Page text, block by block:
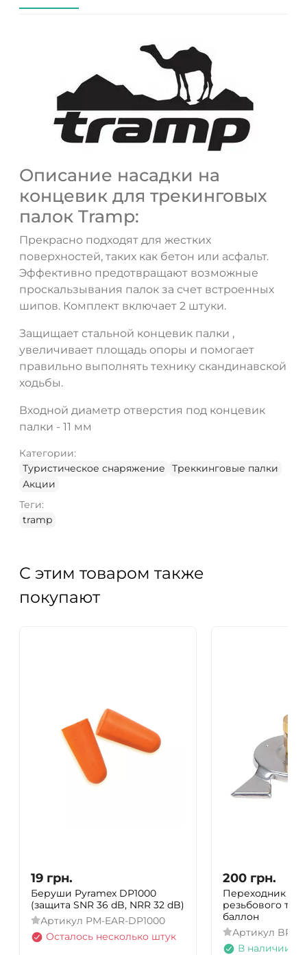
Описание насадки на
концевик для трекинговых
палок Tramp:
Прекрасно подходят для жестких
поверхностей, таких как бетон или асфальт.
Эффективно предотвращают возможные
проскальзывания палок за счет встроенных
шипов. Комплект включает 2 штуки.
Защищает стальной концевик палки ,
увеличивает площадь опоры и помогает
правильно выполнять технику скандинавской
ходьбы.
Входной диаметр отверстия под концевик
палки - 11 мм
Категории:
Туристическое снаряжение
Треккинговые палки
Акции
Теги:
tramp
С этим товаром также
покупают
19 грн.
Беруши Pyramex DP1000
(защита SNR 36 dB, NRR 32 dB)
Артикул PM-EAR-DP1000
Осталось несколько штук
200 грн.
Переходник
резьбового
баллон
Артикул BRS-
В наличии
ДА НЕТ